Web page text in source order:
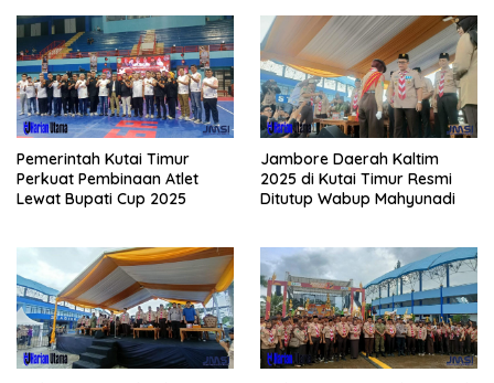
Pemerintah Kutai Timur
Perkuat Pembinaan Atlet
Lewat Bupati Cup 2025
Jambore Daerah Kaltim
2025 di Kutai Timur Resmi
Ditutup Wabup Mahyunadi